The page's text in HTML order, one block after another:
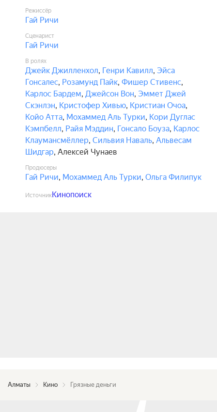
Режиссёр
Гай Ричи
Сценарист
Гай Ричи
В ролях
Джейк Джилленхол, Генри Кавилл, Эйса
Гонсалес, Розамунд Пайк, Фишер Стивенс,
Карлос Бардем, Джейсон Вон, Эммет Джей
Скэнлэн, Кристофер Хивью, Кристиан Очоа,
Койо Атта, Мохаммед Аль Турки, Кори Дуглас
Кэмпбелл, Райя Мэддин, Гонсало Боуза, Карлос
Клаумансмёллер, Сильвия Наваль, Альвесам
Шидгар, Алексей Чунаев
Продюсеры
Гай Ричи, Мохаммед Аль Турки, Ольга Филипук
ИсточникКинопоиск
Алматы Кино Грязные деньги